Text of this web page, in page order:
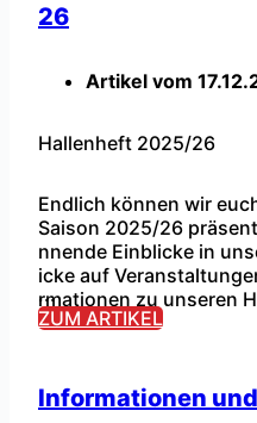
26
Artikel vom
Hallenheft 2025/26
Endlich können wir
Saison 2025/26
nnende Einblicke in
icke auf
rmationen zu unseren
ihr das Hallenheft
der Holstenkamphalle
...
ZUM ARTIKEL
Informationen